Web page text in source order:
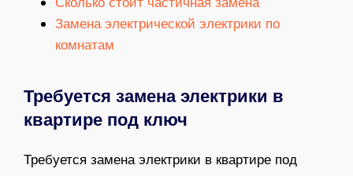
Замена электрической электрики по
комнатам
Требуется замена электрики в
квартире под ключ
Требуется замена электрики в квартире под